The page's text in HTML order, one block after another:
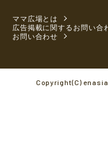
ママ広場とは
広告掲載に関するお問い合
お問い合わせ
Copyright(C)